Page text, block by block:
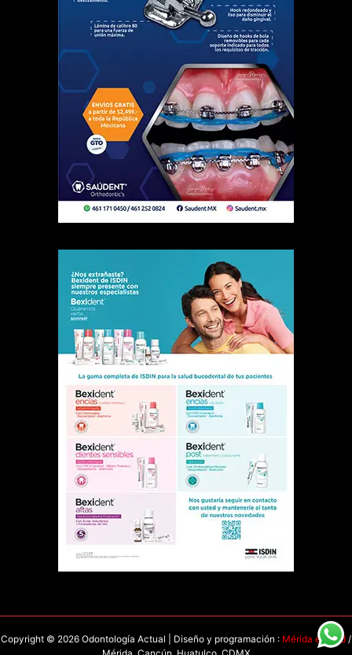
Copyright © 2026 Odontología Actual | Diseño y programación : Mérida en Red /